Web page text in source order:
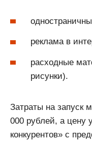
реклама в
расходные
рисунки).
Затраты на запуск
000 рублей, а цену
конкурентов» с